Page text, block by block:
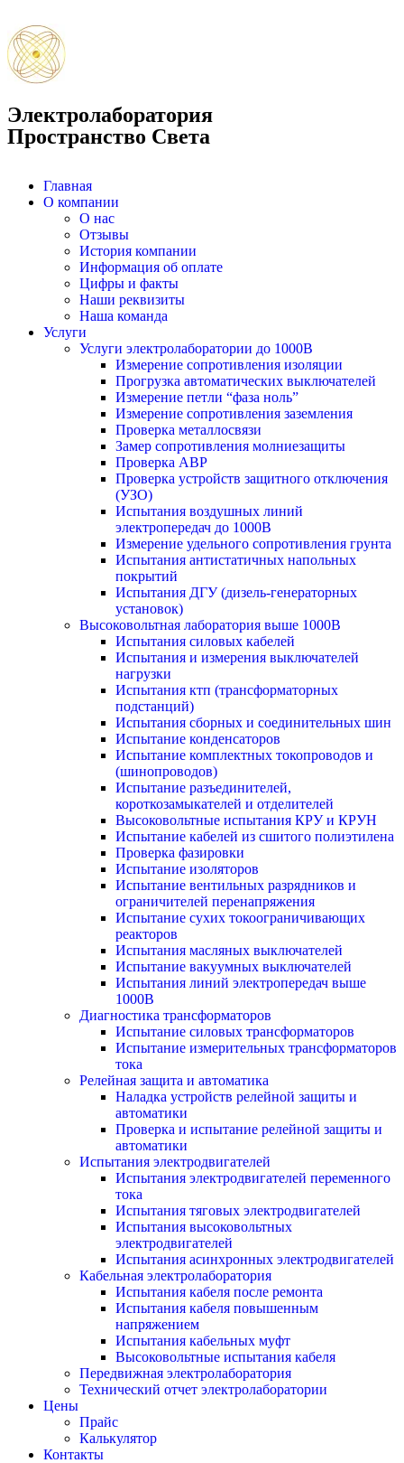
Электролаборатория
Пространство Света
Главная
О компании
О нас
Отзывы
История компании
Информация об оплате
Цифры и факты
Наши реквизиты
Наша команда
Услуги
Услуги электролаборатории до 1000В
Измерение сопротивления изоляции
Прогрузка автоматических выключателей
Измерение петли “фаза ноль”
Измерение сопротивления заземления
Проверка металлосвязи
Замер сопротивления молниезащиты
Проверка АВР
Проверка устройств защитного отключения
(УЗО)
Испытания воздушных линий
электропередач до 1000В
Измерение удельного сопротивления грунта
Испытания антистатичных напольных
покрытий
Испытания ДГУ (дизель-генераторных
установок)
Высоковольтная лаборатория выше 1000В
Испытания силовых кабелей
Испытания и измерения выключателей
нагрузки
Испытания ктп (трансформаторных
подстанций)
Испытания сборных и соединительных шин
Испытание конденсаторов
Испытание комплектных токопроводов и
(шинопроводов)
Испытание разъединителей,
короткозамыкателей и отделителей
Высоковольтные испытания КРУ и КРУН
Испытание кабелей из сшитого полиэтилена
Проверка фазировки
Испытание изоляторов
Испытание вентильных разрядников и
ограничителей перенапряжения
Испытание сухих токоограничивающих
реакторов
Испытания масляных выключателей
Испытание вакуумных выключателей
Испытания линий электропередач выше
1000В
Диагностика трансформаторов
Испытание силовых трансформаторов
Испытание измерительных трансформаторов
тока
Релейная защита и автоматика
Наладка устройств релейной защиты и
автоматики
Проверка и испытание релейной защиты и
автоматики
Испытания электродвигателей
Испытания электродвигателей переменного
тока
Испытания тяговых электродвигателей
Испытания высоковольтных
электродвигателей
Испытания асинхронных электродвигателей
Кабельная электролаборатория
Испытания кабеля после ремонта
Испытания кабеля повышенным
напряжением
Испытания кабельных муфт
Высоковольтные испытания кабеля
Передвижная электролаборатория
Технический отчет электролаборатории
Цены
Прайс
Калькулятор
Контакты